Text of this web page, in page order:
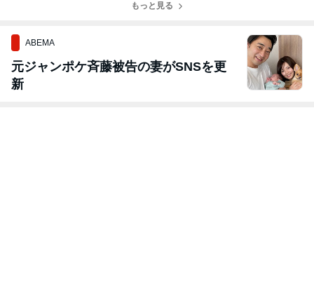
もっと見る
ABEMA
元ジャンポケ斉藤被告の妻がSNSを更
新